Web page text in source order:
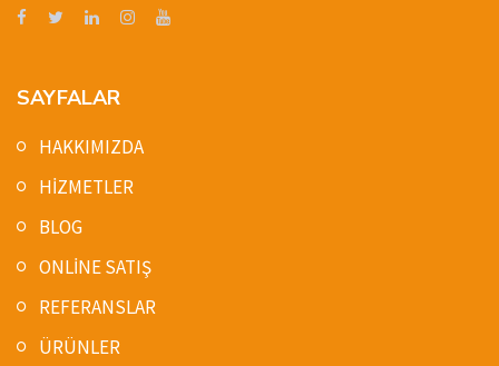
SAYFALAR
HAKKIMIZDA
HİZMETLER
BLOG
ONLİNE SATIŞ
REFERANSLAR
ÜRÜNLER